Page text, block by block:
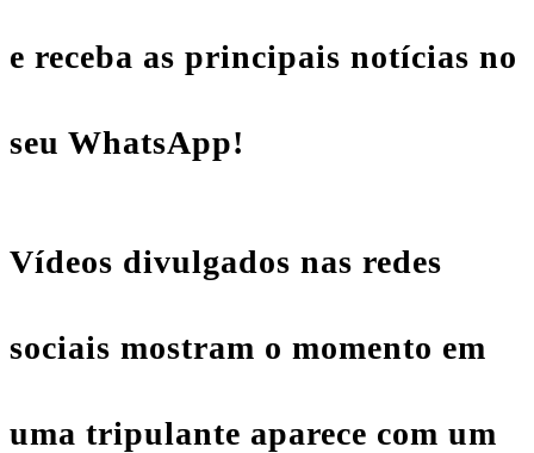
e receba as principais notícias no
seu WhatsApp!
Vídeos divulgados nas redes
sociais mostram o momento em
uma tripulante aparece com um